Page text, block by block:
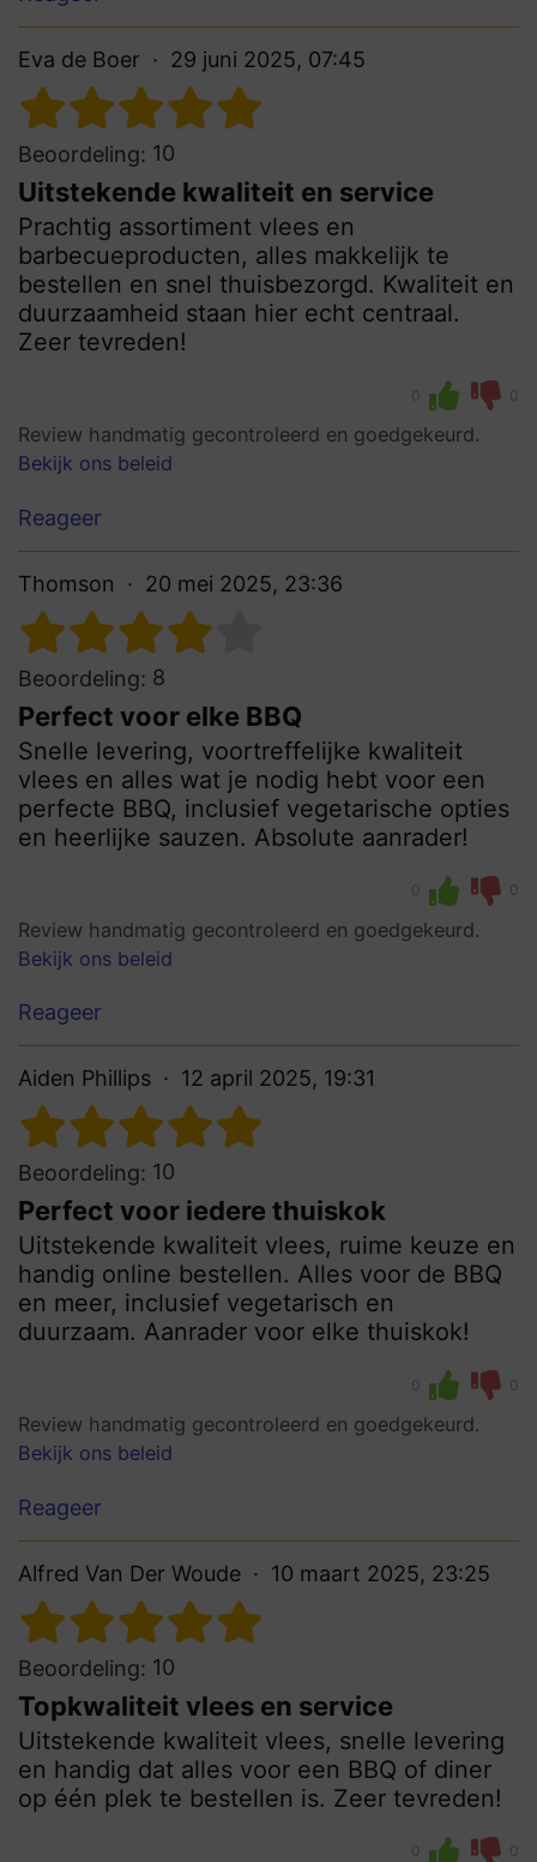
Eva de Boer 29 juni 2025, 07:45
Beoordeling: 10
Uitstekende kwaliteit en service
Prachtig assortiment vlees en
barbecueproducten, alles makkelijk te
bestellen en snel thuisbezorgd. Kwaliteit en
duurzaamheid staan hier echt centraal.
Zeer tevreden!
0 0
Review handmatig gecontroleerd en goedgekeurd.
Bekijk ons beleid
Reageer
Thomson 20 mei 2025, 23:36
Beoordeling: 8
Perfect voor elke BBQ
Snelle levering, voortreffelijke kwaliteit
vlees en alles wat je nodig hebt voor een
perfecte BBQ, inclusief vegetarische opties
en heerlijke sauzen. Absolute aanrader!
0 0
Review handmatig gecontroleerd en goedgekeurd.
Bekijk ons beleid
Reageer
Aiden Phillips 12 april 2025, 19:31
Beoordeling: 10
Perfect voor iedere thuiskok
Uitstekende kwaliteit vlees, ruime keuze en
handig online bestellen. Alles voor de BBQ
en meer, inclusief vegetarisch en
duurzaam. Aanrader voor elke thuiskok!
0 0
Review handmatig gecontroleerd en goedgekeurd.
Bekijk ons beleid
Reageer
Alfred Van Der Woude 10 maart 2025, 23:25
Beoordeling: 10
Topkwaliteit vlees en service
Uitstekende kwaliteit vlees, snelle levering
en handig dat alles voor een BBQ of diner
op één plek te bestellen is. Zeer tevreden!
0 0